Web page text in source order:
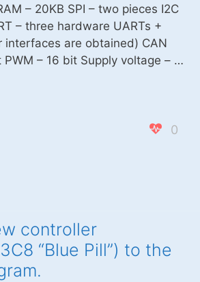
– 20KB SPI – two pieces I2C
– three hardware UARTs +
interfaces are obtained) CAN
PWM – 16 bit Supply voltage – …
0
controller
“Blue Pill”) to the